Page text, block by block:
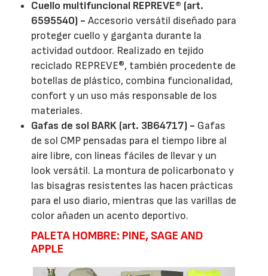
Cuello multifuncional REPREVE® (art.
6595540) - Accesorio versátil diseñado para
proteger cuello y garganta durante la
actividad outdoor. Realizado en tejido
reciclado REPREVE®, también procedente de
botellas de plástico, combina funcionalidad,
confort y un uso más responsable de los
materiales.
Gafas de sol BARK (art. 3B64717) - Gafas
de sol CMP pensadas para el tiempo libre al
aire libre, con líneas fáciles de llevar y un
look versátil. La montura de policarbonato y
las bisagras resistentes las hacen prácticas
para el uso diario, mientras que las varillas de
color añaden un acento deportivo.
PALETA HOMBRE: PINE, SAGE AND
APPLE